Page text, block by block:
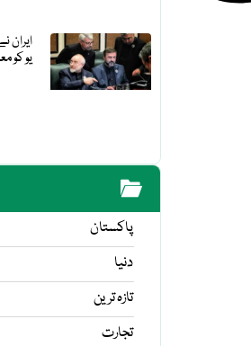
ایران
یو کو
پاکستان
دنیا
تازہ ترین
تجارت